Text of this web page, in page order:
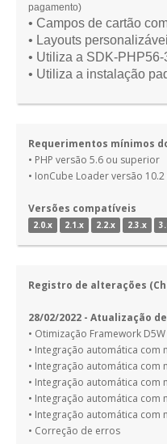
pagamento)
• Campos de cartão
• Layouts
• Utiliza a SDK-PHP56-
• Utiliza a instalação
Requerimentos mínimos
• PHP versão 5.6 ou superior
• IonCube Loader versão
Versões compatíveis
2.0.x 2.1.x 2.2.x 2.3.x
Registro de alterações
28/02/2022 - Atualização
• Otimização Framework
• Integração automática com
• Integração automática com
• Integração automática com
• Integração automática com
• Integração automática com
• Correção de erros